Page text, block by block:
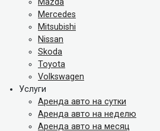
Mazda
Mercedes
Mitsubishi
Nissan
Skoda
Toyota
Volkswagen
Услуги
Аренда авто на сутки
Аренда авто на неделю
Аренда авто на месяц